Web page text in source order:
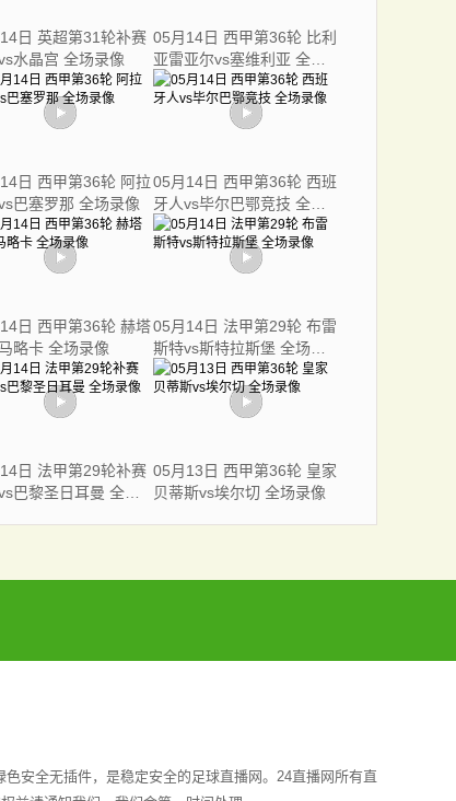
日 英超第31轮补赛
水晶宫 全场录像
05月14日 西甲第36轮 比利
亚雷亚尔vs塞维利亚 全场
录像
日 西甲第36轮 阿拉
巴塞罗那 全场录像
05月14日 西甲第36轮 西班
牙人vs毕尔巴鄂竞技 全场
录像
日 西甲第36轮 赫塔
略卡 全场录像
05月14日 法甲第29轮 布雷
斯特vs斯特拉斯堡 全场录
像
日 法甲第29轮补赛
巴黎圣日耳曼 全场
05月13日 西甲第36轮 皇家
贝蒂斯vs埃尔切 全场录像
安全无插件，是稳定安全的足球直播网。24直播网所有直